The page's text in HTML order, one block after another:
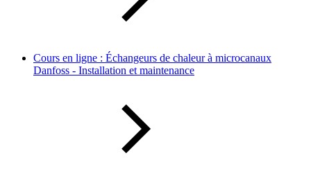
Cours en ligne : Échangeurs de chaleur à microcanaux
Danfoss - Installation et maintenance